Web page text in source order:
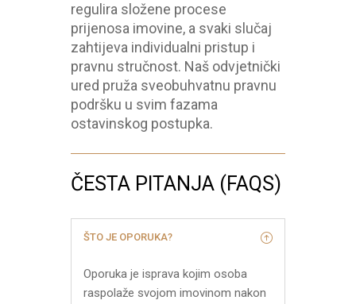
regulira složene procese
prijenosa imovine, a svaki slučaj
zahtijeva individualni pristup i
pravnu stručnost. Naš odvjetnički
ured pruža sveobuhvatnu pravnu
podršku u svim fazama
ostavinskog postupka.
ČESTA PITANJA (FAQS)
ŠTO JE OPORUKA?
Oporuka je isprava kojim osoba
raspolaže svojom imovinom nakon